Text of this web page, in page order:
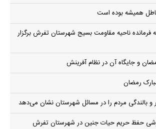
همیشه بوده است
فرمانده ناحیه مقاومت بسیج شهرستان تفرش برگزار
و جایگاه آن در نظام آفرینش
رمضان
بالندگی مردم را در مسائل شهرستان نشان می‌دهد
حفظ حریم حیات جنین در شهرستان تفرش